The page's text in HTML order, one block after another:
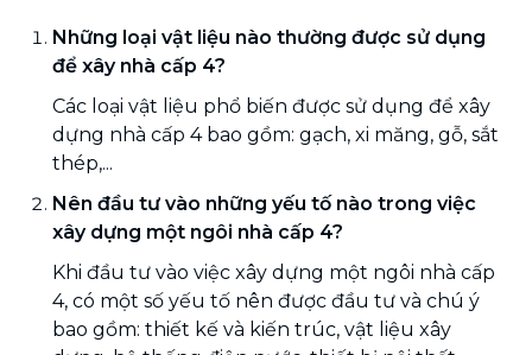
Những loại vật liệu nào thường được sử dụng
để xây nhà cấp 4?
Các loại vật liệu phổ biến được sử dụng để xây
dựng nhà cấp 4 bao gồm: gạch, xi măng, gỗ, sắt
thép,...
Nên đầu tư vào những yếu tố nào trong việc
xây dựng một ngôi nhà cấp 4?
Khi đầu tư vào việc xây dựng một ngôi nhà cấp
4, có một số yếu tố nên được đầu tư và chú ý
bao gồm: thiết kế và kiến trúc, vật liệu xây